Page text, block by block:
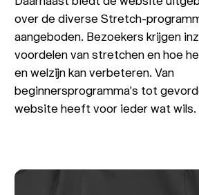
over de diverse Stretch-
aangeboden. Bezoekers krijgen
voordelen van stretchen en hoe
en welzijn kan verbeteren. Van
beginnersprogramma's tot
website heeft voor ieder wat wils.